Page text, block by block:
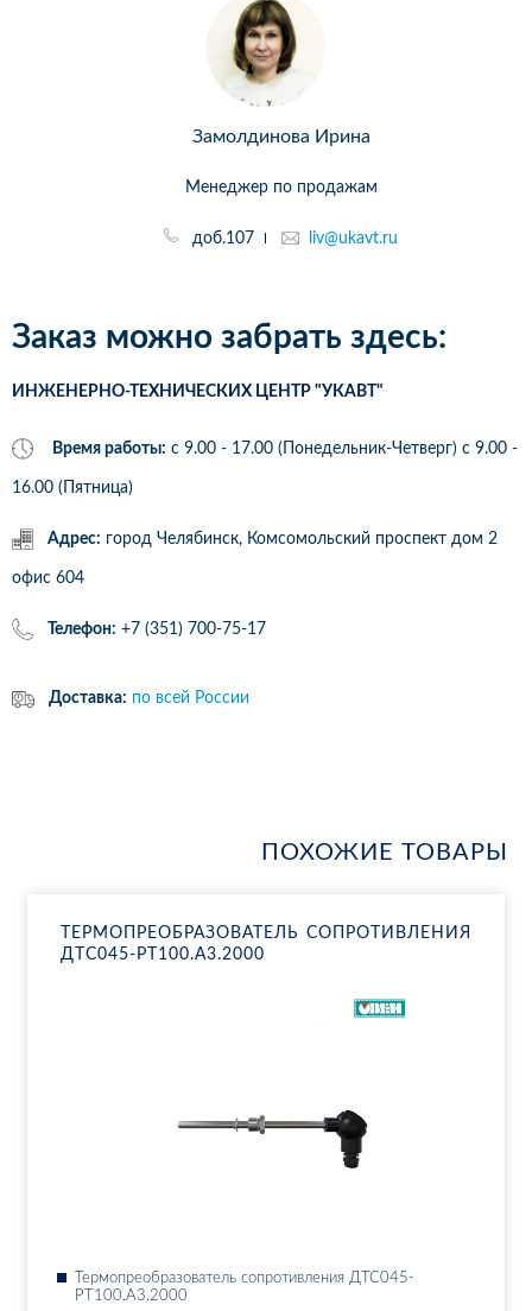
Замолдинова Ирина
Менеджер по продажам
доб.107 liv@ukavt.ru
Заказ можно забрать здесь:
ИНЖЕНЕРНО-ТЕХНИЧЕСКИХ ЦЕНТР "УКАВТ"
Время работы: с 9.00 - 17.00 (Понедельник-Четверг) c 9.00 -
16.00 (Пятница)
Адрес: город Челябинск, Комсомольский проспект дом 2
офис 604
Телефон: +7 (351) 700-75-17
Доставка: по всей России
ПОХОЖИЕ ТОВАРЫ
ТЕР­МО­ПРЕ­ОБ­РА­ЗО­ВА­ТЕЛЬ СО­ПРО­ТИВ­ЛЕ­НИЯ
ДТ­С045-РТ100.А3.2000
Тер­мо­пре­об­ра­зо­ва­тель со­про­тив­ле­ния ДТ­С045-
РТ100.А3.2000